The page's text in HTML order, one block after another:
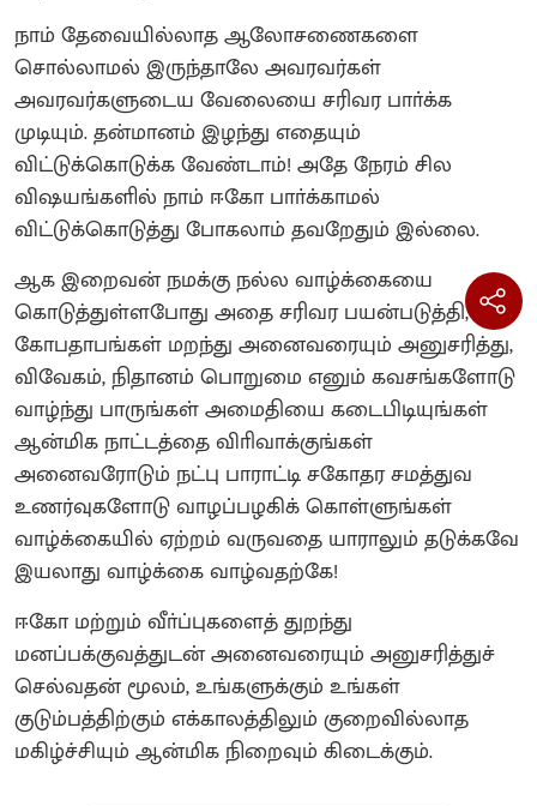
நாம் தேவையில்லாத ஆலோசணைகளை
சொல்லாமல் இருந்தாலே அவரவர்கள்
அவரவர்களுடைய வேலையை சரிவர பாா்க்க
முடியும். தன்மானம் இழந்து எதையும்
விட்டுக்கொடுக்க வேண்டாம்! அதே நேரம் சில
விஷயங்களில் நாம் ஈகோ பாா்க்காமல்
விட்டுக்கொடுத்து போகலாம் தவறேதும் இல்லை.
ஆக இறைவன் நமக்கு நல்ல வாழ்க்கையை
கொடுத்துள்ளபோது அதை சரிவர பயன்படுத்தி,
கோபதாபங்கள் மறந்து அனைவரையும் அனுசரித்து,
விவேகம், நிதானம் பொறுமை எனும் கவசங்களோடு
வாழ்ந்து பாருங்கள் அமைதியை கடைபிடியுங்கள்
ஆன்மிக நாட்டத்தை விாிவாக்குங்கள்
அனைவரோடும் நட்பு பாராட்டி சகோதர சமத்துவ
உணர்வுகளோடு வாழப்பழகிக் கொள்ளுங்கள்
வாழ்க்கையில் ஏற்றம் வருவதை யாராலும் தடுக்கவே
இயலாது வாழ்க்கை வாழ்வதற்கே!
ஈகோ மற்றும் வீா்ப்புகளைத் துறந்து
மனப்பக்குவத்துடன் அனைவரையும் அனுசரித்துச்
செல்வதன் மூலம், உங்களுக்கும் உங்கள்
குடும்பத்திற்கும் எக்காலத்திலும் குறைவில்லாத
மகிழ்ச்சியும் ஆன்மிக நிறைவும் கிடைக்கும்.